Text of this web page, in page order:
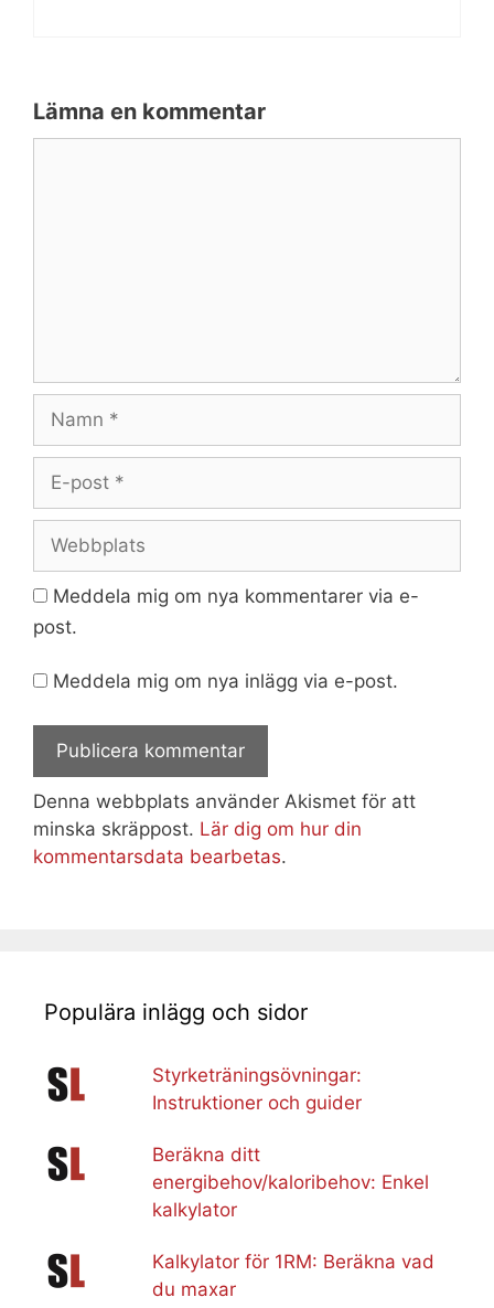
Lämna en kommentar
Namn
Webbplats
Meddela mig om nya kommentarer via e-
post.
Meddela mig om nya inlägg via e-post.
Denna webbplats använder Akismet för att
minska skräppost. Lär dig om hur din
kommentarsdata bearbetas.
Populära inlägg och sidor
Styrketräningsövningar:
Instruktioner och guider
Beräkna ditt
energibehov/kaloribehov: Enkel
kalkylator
Kalkylator för 1RM: Beräkna vad
du maxar